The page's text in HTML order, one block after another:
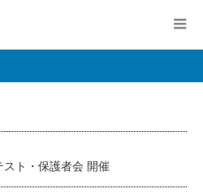
スト・保護者会 開催